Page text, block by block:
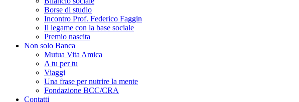
Borse di studio
Incontro Prof. Federico Faggin
Il legame con la base sociale
Premio nascita
Non solo Banca
Mutua Vita Amica
A tu per tu
Viaggi
Una frase per nutrire la mente
Fondazione BCC/CRA
Contatti